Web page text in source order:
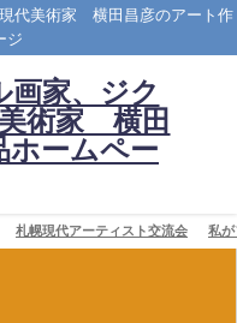
代美術家 横田昌彦のアート作
ジ
画家、ジク
術家 横田
ホームペー
札幌現代アーティスト交流会 私が